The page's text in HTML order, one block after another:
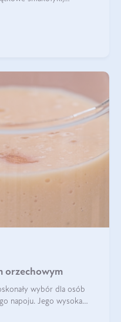
orzechowym
wybór dla osób
napoju. Jego wysoka